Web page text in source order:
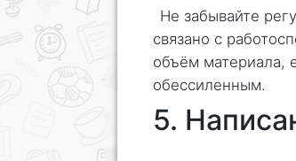
Не забывайте
связано с
объём материала,
обессиленным.
5.